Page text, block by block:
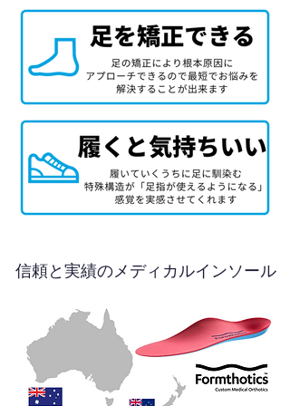
信頼と実績のメディカルインソール